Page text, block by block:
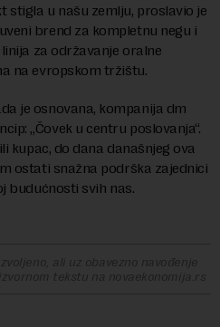
stigla u našu zemlju, proslavio je
brend za kompletnu negu i
za održavanje oralne
na evropskom tržištu.
je osnovana, kompanija dm
„Čovek u centru poslovanja“.
kupac, do dana današnjeg ova
ostati snažna podrška zajednici
budućnosti svih nas.
ali uz obavezno navođenje
tekstu na novaekonomija.rs